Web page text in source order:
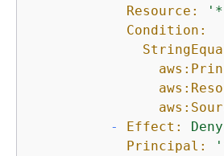
Resource:
Condition:
-
Effect:
Deny
Principal: